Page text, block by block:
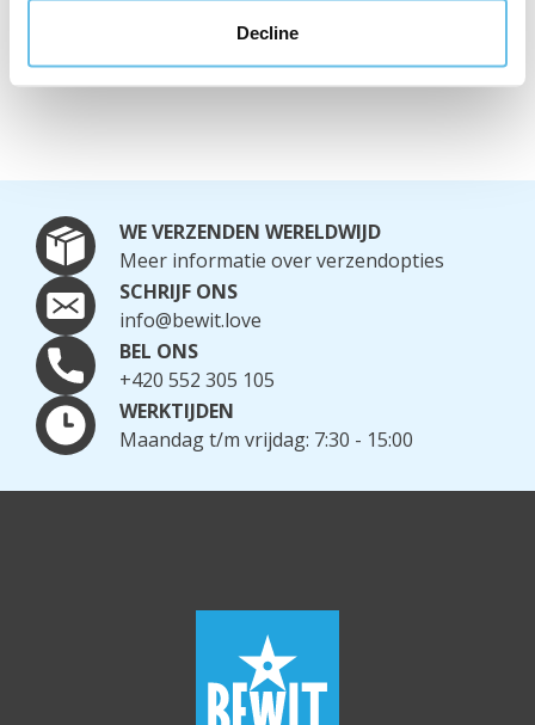
Decline
WE VERZENDEN WERELDWIJD
Meer informatie over verzendopties
SCHRIJF ONS
info@bewit.love
BEL ONS
+420 552 305 105
WERKTIJDEN
Maandag t/m vrijdag: 7:30 - 15:00